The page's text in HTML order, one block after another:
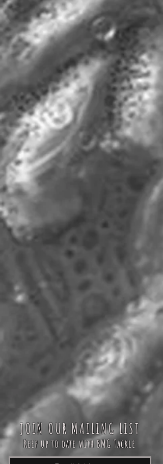
JOIN OUR MAILING LIST
Keep up to date with BMG Tackle